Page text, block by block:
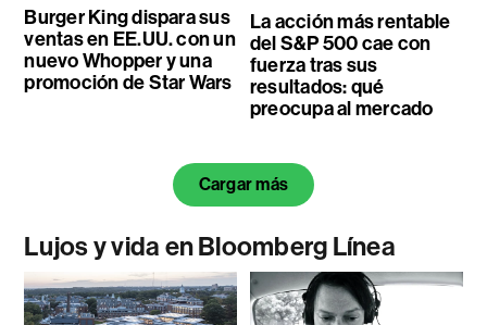
Burger King dispara sus
ventas en EE.UU. con un
nuevo Whopper y una
promoción de Star Wars
La acción más rentable
del S&P 500 cae con
fuerza tras sus
resultados: qué
preocupa al mercado
Cargar más
Lujos y vida en Bloomberg Línea